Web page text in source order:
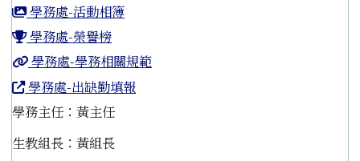
學務處-活動相簿
學務處-榮譽榜
學務處-學務相關規範
學務處-出缺勤填報
學務主任：黃主任
生教組長：黃組長